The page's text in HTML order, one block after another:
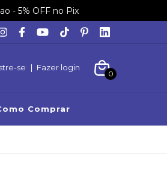
- 5% OFF no Pix
se | Fazer login
0
Comprar